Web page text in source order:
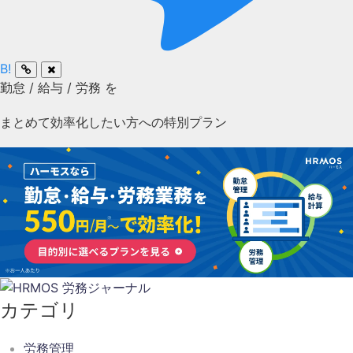
B!
勤怠 / 給与 / 労務 を
まとめて効率化したい方への特別プラン
カテゴリ
労務管理